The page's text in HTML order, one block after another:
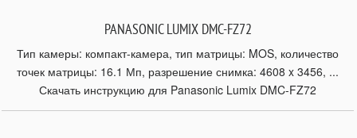
PANASONIC LUMIX DMC-FZ72
Тип камеры: компакт-камера, тип матрицы: MOS, количество
точек матрицы: 16.1 Мп, разрешение снимка: 4608 x 3456, ...
Скачать инструкцию для Panasonic Lumix DMC-FZ72